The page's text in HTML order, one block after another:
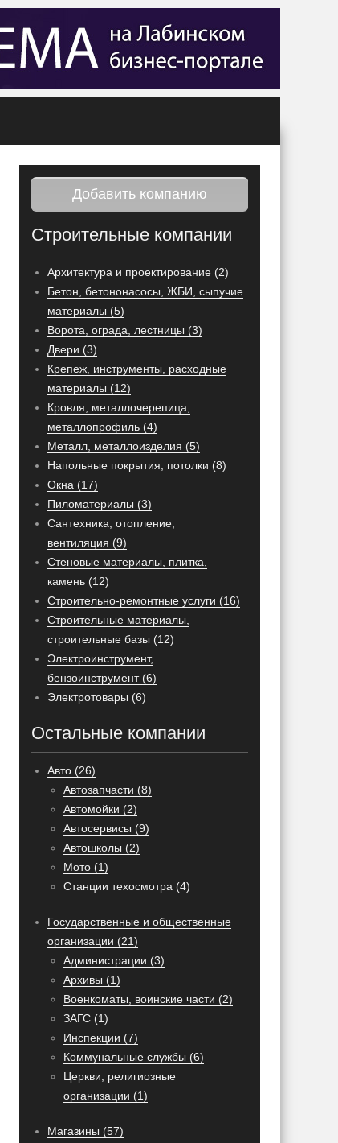
Добавить компанию
Строительные компании
Архитектура и проектирование (2)
Бетон, бетононасосы, ЖБИ, сыпучие
материалы (5)
Ворота, ограда, лестницы (3)
Двери (3)
Крепеж, инструменты, расходные
материалы (12)
Кровля, металлочерепица,
металлопрофиль (4)
Металл, металлоизделия (5)
Напольные покрытия, потолки (8)
Окна (17)
Пиломатериалы (3)
Сантехника, отопление,
вентиляция (9)
Стеновые материалы, плитка,
камень (12)
Строительно-ремонтные услуги (16)
Строительные материалы,
строительные базы (12)
Электроинструмент,
бензоинструмент (6)
Электротовары (6)
Остальные компании
Авто (26)
Автозапчасти (8)
Автомойки (2)
Автосервисы (9)
Автошколы (2)
Мото (1)
Станции техосмотра (4)
Государственные и общественные
организации (21)
Администрации (3)
Архивы (1)
Военкоматы, воинские части (2)
ЗАГС (1)
Инспекции (7)
Коммунальные службы (6)
Церкви, религиозные
организации (1)
Магазины (57)